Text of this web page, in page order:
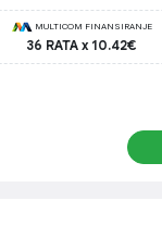
MULTICOM FINANSIRANJE
36 RATA x 10.42€